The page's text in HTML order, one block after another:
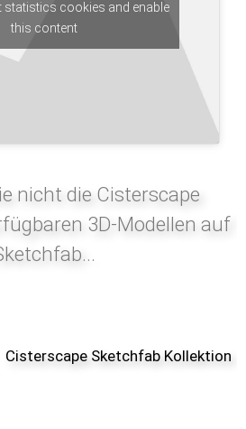
statistics cookies and enable
this content
nicht die Cisterscape
3D-Modellen auf
Cisterscape Sketchfab Kollektion